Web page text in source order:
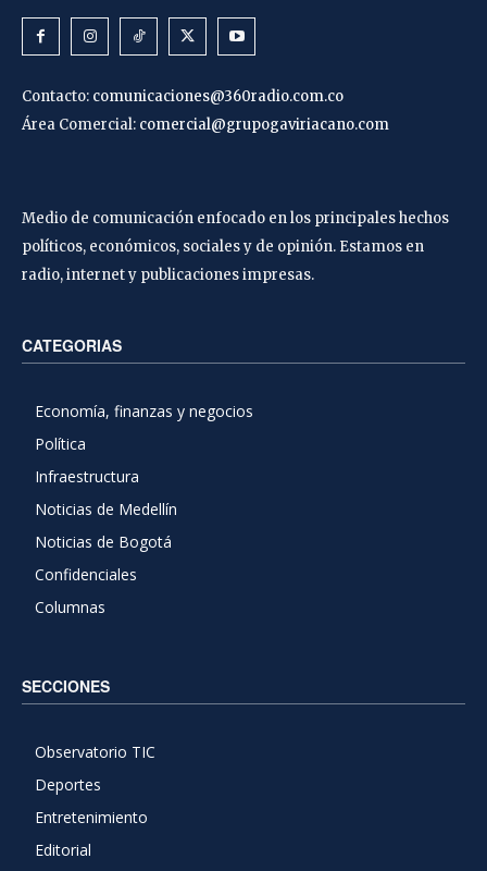
Contacto: comunicaciones@360radio.com.co
Área Comercial: comercial@grupogaviriacano.com
Medio de comunicación enfocado en los principales hechos
políticos, económicos, sociales y de opinión. Estamos en
radio, internet y publicaciones impresas.
CATEGORIAS
Economía, finanzas y negocios
Política
Infraestructura
Noticias de Medellín
Noticias de Bogotá
Confidenciales
Columnas
SECCIONES
Observatorio TIC
Deportes
Entretenimiento
Editorial